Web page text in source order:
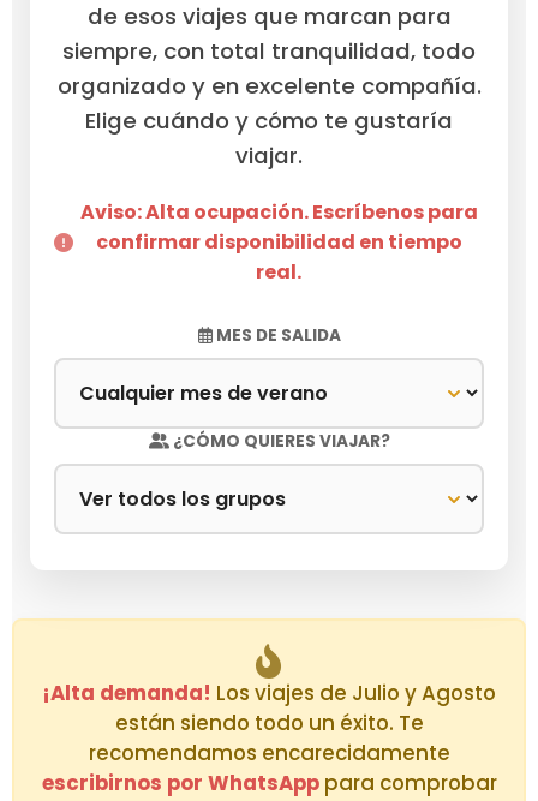
de esos viajes que marcan para
siempre, con total tranquilidad, todo
organizado y en excelente compañía.
Elige cuándo y cómo te gustaría
viajar.
Aviso: Alta ocupación. Escríbenos para
confirmar disponibilidad en tiempo
real.
MES DE SALIDA
¿CÓMO QUIERES VIAJAR?
¡Alta demanda! Los viajes de Julio y Agosto
están siendo todo un éxito. Te
recomendamos encarecidamente
escribirnos por WhatsApppara comprobar